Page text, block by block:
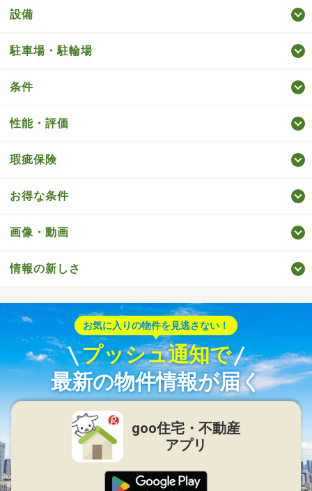
設備
駐車場・駐輪場
条件
性能・評価
瑕疵保険
お得な条件
画像・動画
情報の新しさ
お気に入りの物件を見逃さない！
プッシュ通知で
最新の物件情報が届く
goo住宅・不動産
アプリ